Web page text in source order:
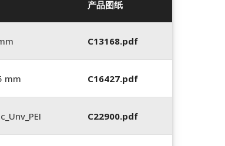
产品图纸
C13168.pdf
mm C16427.pdf
C22900.pdf